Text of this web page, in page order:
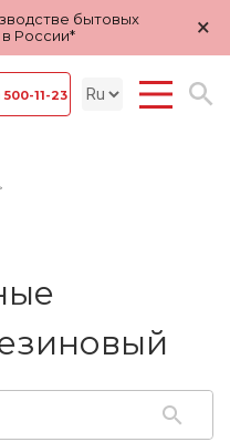
бытовых
России*
×
11-23